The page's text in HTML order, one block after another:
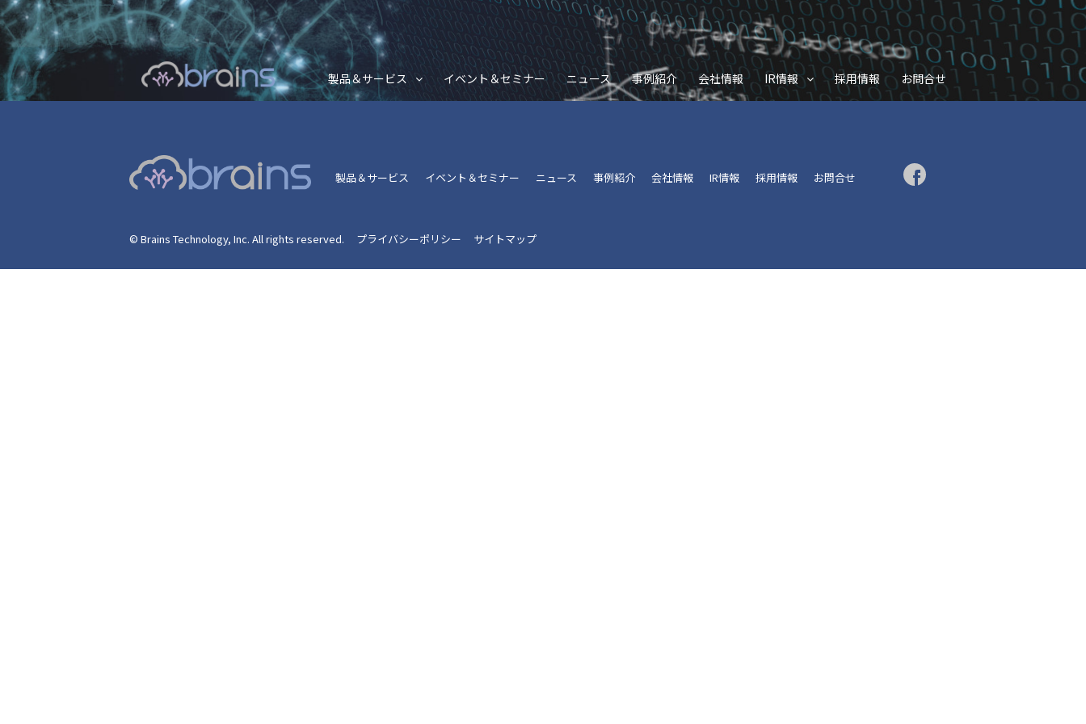
製品＆サービス イベント＆セミナー ニュース 事例紹介 会社情報 IR情報 採用情報 お問合せ
製品＆サービス イベント＆セミナー ニュース 事例紹介 会社情報 IR情報 採用情報 お問合せ
© Brains Technology, Inc. All rights reserved. プライバシーポリシー サイトマップ